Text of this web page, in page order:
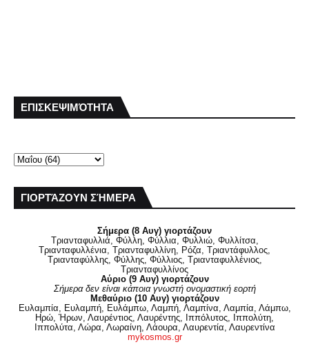
ΕΠΙΣΚΕΨΙΜΌΤΗΤΑ
ΓΙΟΡΤΆΖΟΥΝ ΣΉΜΕΡΑ
Σήμερα (8 Αυγ) γιορτάζουν
Τριανταφυλλιά, Φύλλη, Φύλλια, Φυλλιώ, Φυλλίτσα,
Τριανταφυλλένια, Τριανταφυλλίνη, Ρόζα, Τριαντάφυλλος,
Τριανταφύλλης, Φύλλης, Φύλλιος, Τριανταφυλλένιος,
Τριανταφυλλίνος
Αύριο (9 Αυγ) γιορτάζουν
Σήμερα δεν είναι κάποια γνωστή ονομαστική εορτή
Μεθαύριο (10 Αυγ) γιορτάζουν
Ευλαμπία, Ευλαμπή, Ευλάμπω, Λαμπή, Λαμπίνα, Λαμπία, Λάμπω,
Ηρώ, Ήρων, Λαυρέντιος, Λαυρέντης, Ιππόλυτος, Ιππολύτη,
Ιππολύτα, Λώρα, Λωραίνη, Λάουρα, Λαυρεντία, Λαυρεντίνα
mykosmos.gr